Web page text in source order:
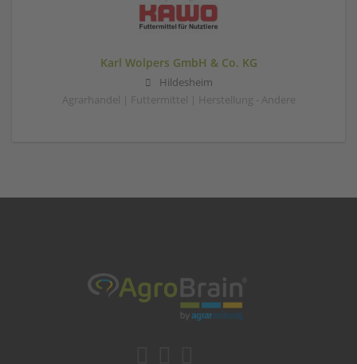
Karl Wolpers GmbH & Co. KG
Hildesheim
Agrarhandel | Futtermittel | Herstellung - Andere